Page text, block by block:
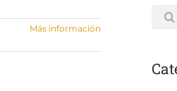
Más información